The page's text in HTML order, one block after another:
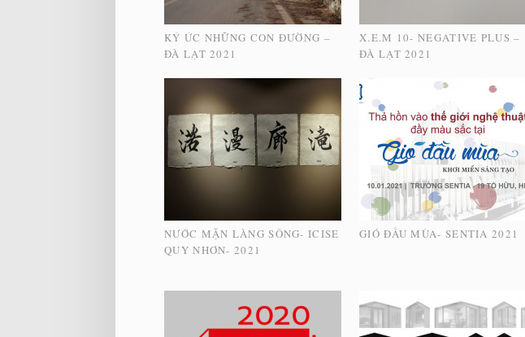
KÝ ỨC NHỮNG CON ĐƯỜNG –
ĐÀ LẠT 2021
X.E.M 10- NEGATIVE PLUS –
ĐÀ LẠT 2021
NƯỚC MẶN LÀNG SÔNG- ICISE
QUY NHƠN- 2021
GIÓ ĐẦU MÙA- SENTIA 2021